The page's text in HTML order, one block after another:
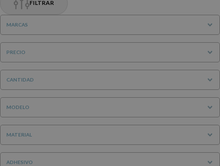
FILTRAR
MARCAS
PRECIO
CANTIDAD
MODELO
MATERIAL
ADHESIVO